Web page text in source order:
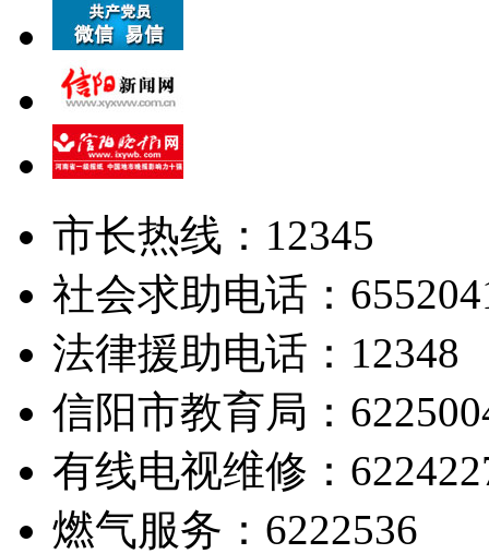
市长热线：12345
社会求助电话：
法律援助电话：12348
信阳市教育局：
有线电视维修：
燃气服务：6222536